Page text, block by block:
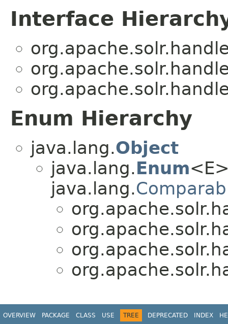
Interface
Enum Hierarchy
java.lang.Object
java.lang.Enum
java.lang.
OVERVIEW PACKAGE CLASS USE TREE DEPRECATED INDEX